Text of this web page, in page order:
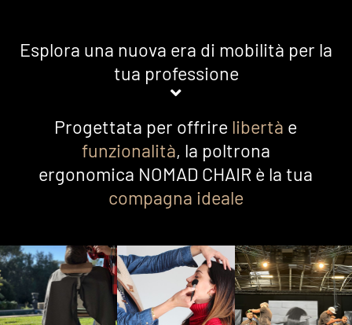
Esplora una nuova era di mobilità per la
tua professione
Progettata per offrire libertà e
funzionalità, la poltrona
ergonomica NOMAD CHAIR è la tua
compagna ideale